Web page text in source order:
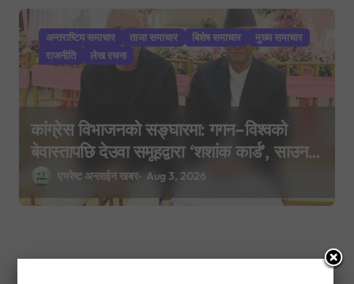
अन्तराष्टिय समाचार ताजा समाचार बिशेष समाचार
मुख्य समाचार
राजनीति
लेख रचना
कांग्रेस विभाजनको सङ्घारमा: गगन–विश्वको
बेवास्तापछि देउवा समूहद्वारा ‘शशांक कार्ड’, साउन
२९ मा नयाँ राजनीतिक यात्राको घोषणा तयारी!
एभरेष्ट अन्लाईन खबर Aug 3, 2026